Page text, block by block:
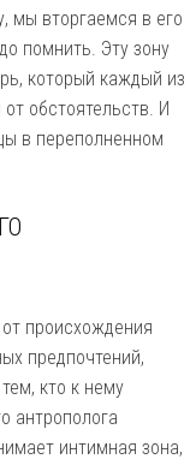
мы вторгаемся в его
помнить. Эту зону
который каждый из
обстоятельств. И
в переполненном
происхождения
предпочтений,
кто к нему
антрополога
интимная зона,